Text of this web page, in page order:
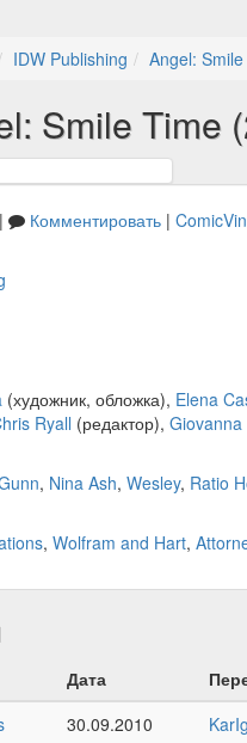
IDW Publishing Angel:
Smile Time
| Комментировать |
(художник, обложка), Elena
Ryall (редактор), Giovanna
, Nina Ash, Wesley, Ratio
, Wolfram and Hart,
Дата
30.09.2010